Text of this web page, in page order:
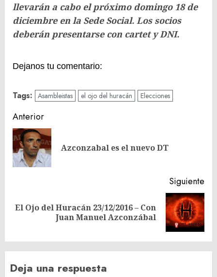
llevarán a cabo el próximo domingo 18 de
diciembre en la Sede Social. Los socios
deberán presentarse con cartet y DNI.
Dejanos tu comentario:
Tags: Asambleistas el ojo del huracán Elecciones
Navegación
de
entradas
Anterior
Azconzabal es el nuevo DT
Siguiente
Siguiente
El Ojo del Huracán 23/12/2016 – Con
Juan Manuel Azconzábal
Deja una respuesta